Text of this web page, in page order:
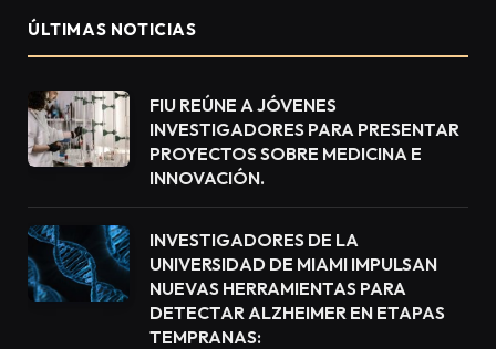
ÚLTIMAS NOTICIAS
FIU REÚNE A JÓVENES
INVESTIGADORES PARA PRESENTAR
PROYECTOS SOBRE MEDICINA E
INNOVACIÓN.
INVESTIGADORES DE LA
UNIVERSIDAD DE MIAMI IMPULSAN
NUEVAS HERRAMIENTAS PARA
DETECTAR ALZHEIMER EN ETAPAS
TEMPRANAS: